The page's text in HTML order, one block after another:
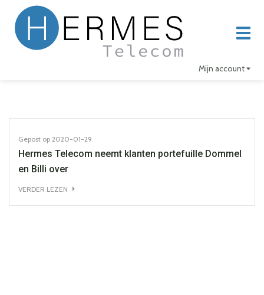
Mijn account
Gepost op 2020-01-29
Hermes Telecom neemt klanten portefuille Dommel
en Billi over
VERDER LEZEN